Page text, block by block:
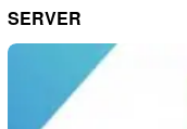
SERVER